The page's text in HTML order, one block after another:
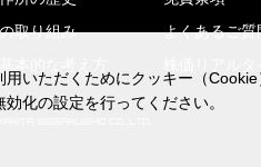
いただくためにクッキー（Cookie
化の設定を行ってください。
いただくためにクッキー（Cookie
化の設定を行ってください。
取り組み
よくあるご質